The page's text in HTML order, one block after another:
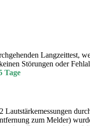
Langzeittest,
Störungen oder
Tage
Lautstärkemessungen
zum Melder)